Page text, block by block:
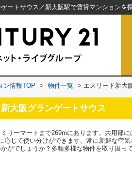
ン情報TOP > 物件一覧 > エスリード新大
大阪グランゲートサウス
リーマートまで269mにあります。共用部
応じて使い分けができます。常に新鮮な空
がでしょうか？多種多様な物件を取り扱っ